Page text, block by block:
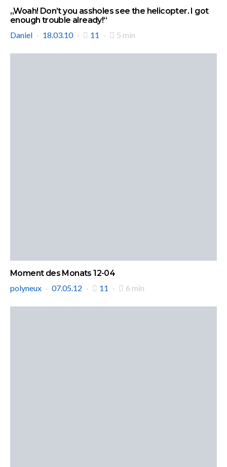
„Woah! Don’t you assholes see the helicopter. I got
enough trouble already!“
Daniel
18.03.10 11 5 min
Moment des Monats 12-04
polyneux
07.05.12 11 6 min